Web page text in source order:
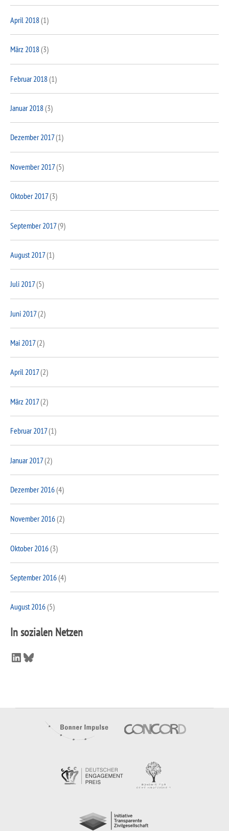
April 2018(1)
März 2018(3)
Februar 2018(1)
Januar 2018(3)
Dezember 2017(1)
November 2017(5)
Oktober 2017(3)
September 2017(9)
August 2017(1)
Juli 2017(5)
Juni 2017(2)
Mai 2017(2)
April 2017(2)
März 2017(2)
Februar 2017(1)
Januar 2017(2)
Dezember 2016(4)
November 2016(2)
Oktober 2016(3)
September 2016(4)
August 2016(5)
In sozialen Netzen
LinkedIn
Bluesky